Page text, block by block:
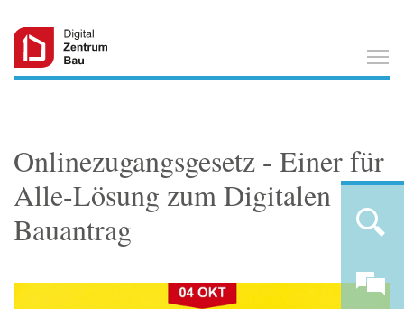
Onlinezugangsgesetz - Einer für
Alle-Lösung zum Digitalen
Bauantrag